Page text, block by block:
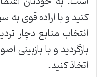
کنید و با اراده قوی به
انتخاب منابع دچار
بازگردید و با
اتخاذ کنید.